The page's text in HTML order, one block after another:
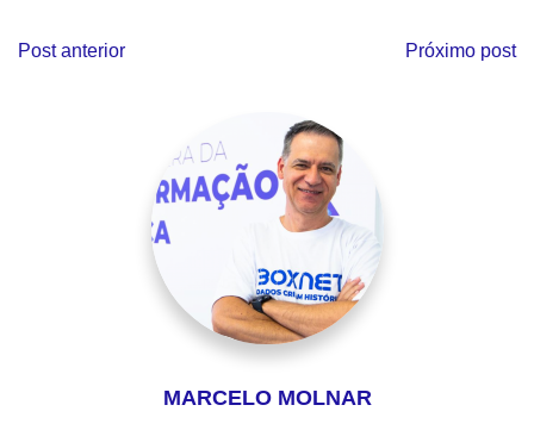
Post anterior Próximo post
MARCELO MOLNAR